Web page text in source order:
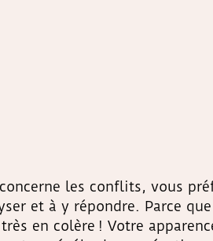
les conflits, vous
et à y répondre. Parce
en colère ! Votre